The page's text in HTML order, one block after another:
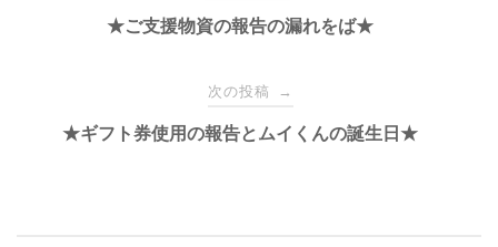
★ご支援物資の報告の漏れをば★
次の投稿 →
★ギフト券使用の報告とムイくんの誕生日★